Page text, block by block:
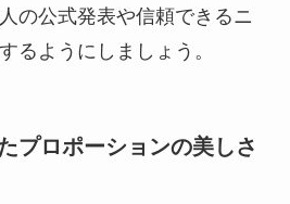
の公式発表や信頼できるニ
るようにしましょう。
プロポーションの美しさ